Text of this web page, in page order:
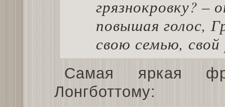
грязнокровку? –
повышая голос,
свою семью, свой
Самая яркая
Лонгботтому: